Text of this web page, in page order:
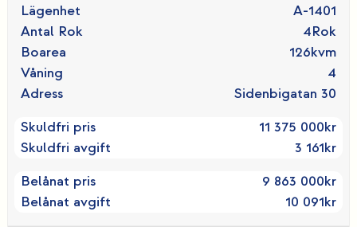
Lägenhet
A-1401
Antal Rok
4Rok
Boarea
126kvm
Våning
4
Adress
Sidenbigatan 30
Skuldfri pris
11 375 000kr
Skuldfri avgift
3 161kr
Belånat pris
9 863 000kr
Belånat avgift
10 091kr